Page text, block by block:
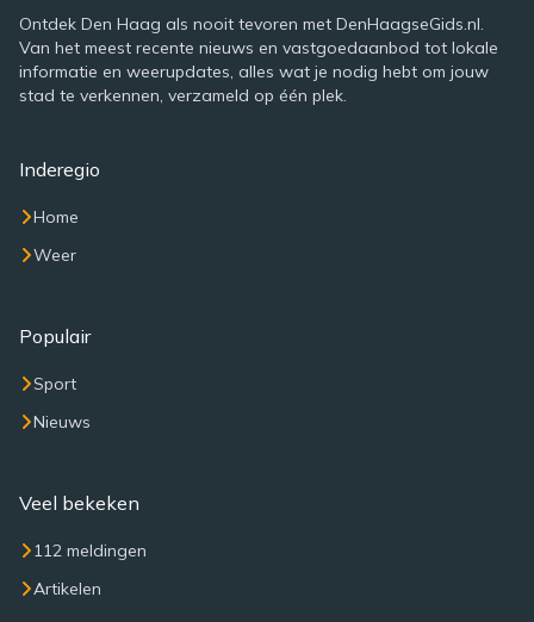
Ontdek Den Haag als nooit tevoren met DenHaagseGids.nl.
Van het meest recente nieuws en vastgoedaanbod tot lokale
informatie en weerupdates, alles wat je nodig hebt om jouw
stad te verkennen, verzameld op één plek.
Inderegio
Home
Weer
Populair
Sport
Nieuws
Veel bekeken
112 meldingen
Artikelen